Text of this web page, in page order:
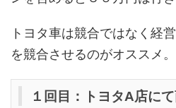
トヨタ車は競合ではなく経
を競合させるのがオススメ。
１回目：トヨタA店に